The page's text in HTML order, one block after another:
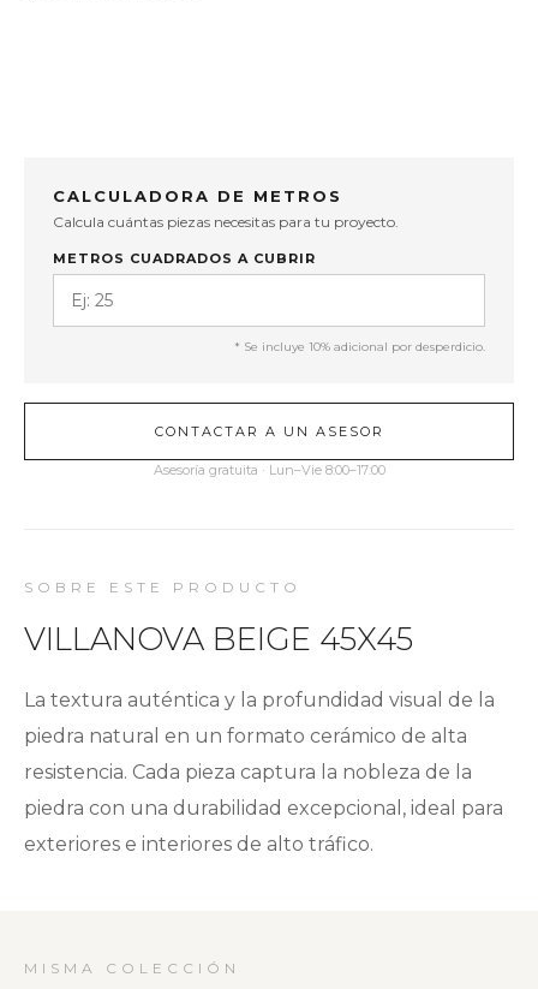
CALCULADORA DE METROS
Calcula cuántas piezas necesitas para tu proyecto.
METROS CUADRADOS A CUBRIR
* Se incluye 10% adicional por desperdicio.
CONTACTAR A UN ASESOR
Asesoría gratuita · Lun–Vie 8:00–17:00
SOBRE ESTE PRODUCTO
VILLANOVA BEIGE 45X45
La textura auténtica y la profundidad visual de la
piedra natural en un formato cerámico de alta
resistencia. Cada pieza captura la nobleza de la
piedra con una durabilidad excepcional, ideal para
exteriores e interiores de alto tráfico.
MISMA COLECCIÓN